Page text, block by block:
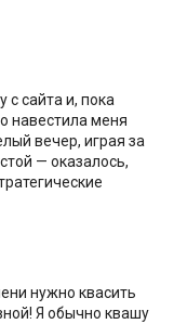
с сайта и, пока
навестила меня
вечер, играя за
— оказалось,
нужно квасить
Я обычно квашу